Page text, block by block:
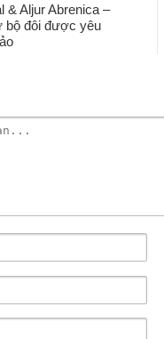
& Aljur Abrenica –
bộ đôi được yêu